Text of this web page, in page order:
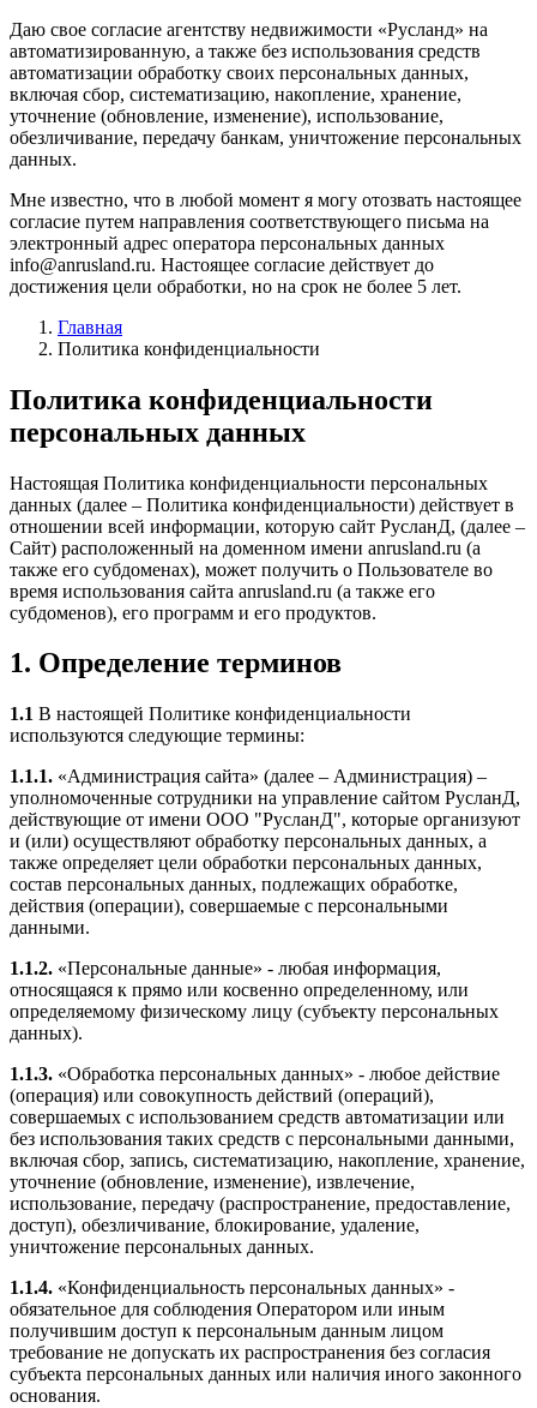
Даю свое согласие агентству недвижимости «Русланд» на
автоматизированную, а также без использования средств
автоматизации обработку своих персональных данных,
включая сбор, систематизацию, накопление, хранение,
уточнение (обновление, изменение), использование,
обезличивание, передачу банкам, уничтожение персональных
данных.
Мне известно, что в любой момент я могу отозвать настоящее
согласие путем направления соответствующего письма на
электронный адрес оператора персональных данных
info@anrusland.ru. Настоящее согласие действует до
достижения цели обработки, но на срок не более 5 лет.
Главная
Политика конфиденциальности
Политика конфиденциальности
персональных данных
Настоящая Политика конфиденциальности персональных
данных (далее – Политика конфиденциальности) действует в
отношении всей информации, которую сайт РусланД, (далее –
Сайт) расположенный на доменном имени anrusland.ru (а
также его субдоменах), может получить о Пользователе во
время использования сайта anrusland.ru (а также его
субдоменов), его программ и его продуктов.
1. Определение терминов
1.1 В настоящей Политике конфиденциальности
используются следующие термины:
1.1.1. «Администрация сайта» (далее – Администрация) –
уполномоченные сотрудники на управление сайтом РусланД,
действующие от имени ООО "РусланД", которые организуют
и (или) осуществляют обработку персональных данных, а
также определяет цели обработки персональных данных,
состав персональных данных, подлежащих обработке,
действия (операции), совершаемые с персональными
данными.
1.1.2. «Персональные данные» - любая информация,
относящаяся к прямо или косвенно определенному, или
определяемому физическому лицу (субъекту персональных
данных).
1.1.3. «Обработка персональных данных» - любое действие
(операция) или совокупность действий (операций),
совершаемых с использованием средств автоматизации или
без использования таких средств с персональными данными,
включая сбор, запись, систематизацию, накопление, хранение,
уточнение (обновление, изменение), извлечение,
использование, передачу (распространение, предоставление,
доступ), обезличивание, блокирование, удаление,
уничтожение персональных данных.
1.1.4. «Конфиденциальность персональных данных» -
обязательное для соблюдения Оператором или иным
получившим доступ к персональным данным лицом
требование не допускать их распространения без согласия
субъекта персональных данных или наличия иного законного
основания.